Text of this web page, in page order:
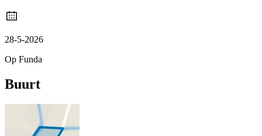
28-5-2026
Op Funda
Buurt